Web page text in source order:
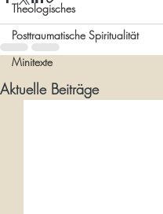
Theologisches
Posttraumatische Spiritualität
Minitexte
Aktuelle Beiträge